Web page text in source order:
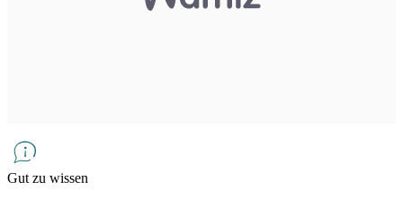
Gut zu wissen